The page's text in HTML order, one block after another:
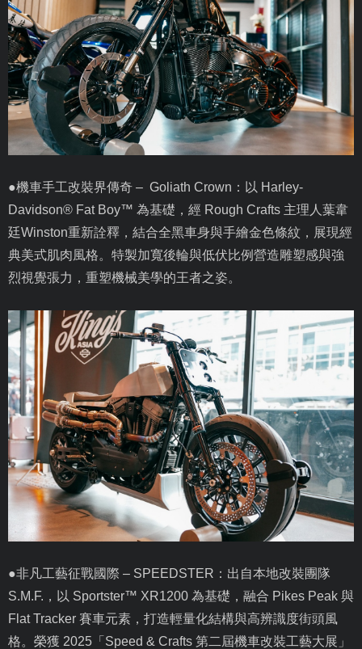
●機車手工改裝界傳奇 – Goliath Crown ：以 Harley-
Davidson® Fat Boy™ 為基礎，經 Rough Crafts 主理人葉韋
廷Winston重新詮釋，結合全黑車身與手繪金色條紋，展現經
典美式肌肉風格。特製加寬後輪與低伏比例營造雕塑感與強
烈視覺張力，重塑機械美學的王者之姿。
●非凡工藝征戰國際 – SPEEDSTER ：出自本地改裝團隊
S.M.F. ，以 Sportster™ XR1200 為基礎，融合 Pikes Peak 與
Flat Tracker 賽車元素，打造輕量化結構與高辨識度街頭風
格。榮獲 2025 「 Speed & Crafts 第二屆機車改裝工藝大展」